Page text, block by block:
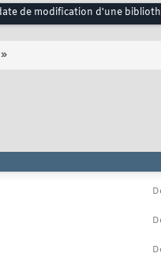
de modification d'une
»